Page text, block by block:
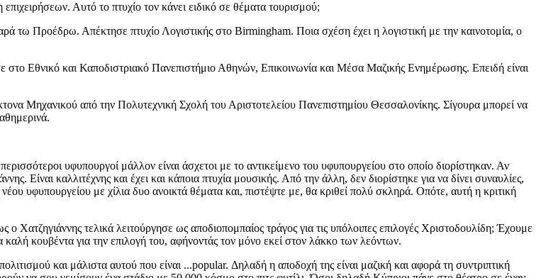
Αυτό το πτυχίο τον κάνει ειδικό σε θέματα τουρισμού;
τω Προέδρω. Απέκτησε πτυχίο Λογιστικής στο Birmingham. Ποια σχέση έχει η λογιστική με την καινοτομία, ο
Εθνικό και Καποδιστριακό Πανεπιστήμιο Αθηνών, Επικοινωνία και Μέσα Μαζικής Ενημέρωσης. Επειδή είναι
Μηχανικού από την Πολυτεχνική Σχολή του Αριστοτελείου Πανεπιστημίου Θεσσαλονίκης. Σίγουρα μπορεί να
υφυπουργοί μάλλον είναι άσχετοι με το αντικείμενο του υφυπουργείου στο οποίο διορίστηκαν. Αν
Είναι καλλιτέχνης και έχει και κάποια πτυχία μουσικής. Από την άλλη, δεν διορίστηκε για να δίνει συναυλίες,
υφυπουργείου με χίλια δυο ανοικτά θέματα και, πιστέψτε με, θα κριθεί πολύ σκληρά. Οπότε, αυτή η κριτική
Χατζηγιάννης τελικά λειτούργησε ως αποδιοπομπαίος τράγος για τις υπόλοιπες επιλογές Χριστοδουλίδη; Έχουμε
κουβέντα για την επιλογή του, αφήνοντάς τον μόνο εκεί στον λάκκο των λεόντων.
και μάλιστα αυτού που είναι ...popular. Δηλαδή η αποδοχή της είναι μαζική και αφορά τη συντριπτική